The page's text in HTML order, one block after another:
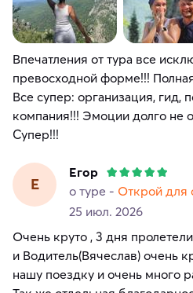
Впечатления от тура все
превосходной форме!!!
Все супер: организация, гид,
компания!!! Эмоции долго не
Супер!!!
Е
Егор
о туре - Открой для
25 июл. 2026
Очень круто , 3 дня
и Водитель(Вячеслав) очень
нашу поездку и очень много